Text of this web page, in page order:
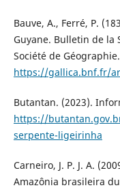
Bauve, A., Ferré, P.
Guyane. Bulletin de la
Société de Géographie.
https://gallica.bnf.fr/
Butantan. (2023).
https://
serpente-ligeirinha
Carneiro, J. P. J. A.
Amazônia brasileira